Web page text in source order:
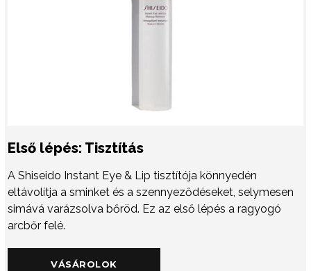
Első lépés: Tisztítás
A Shiseido Instant Eye & Lip tisztítója könnyedén
eltávolítja a sminket és a szennyeződéseket, selymesen
simává varázsolva bőröd. Ez az első lépés a ragyogó
arcbőr felé.
VÁSÁROLOK